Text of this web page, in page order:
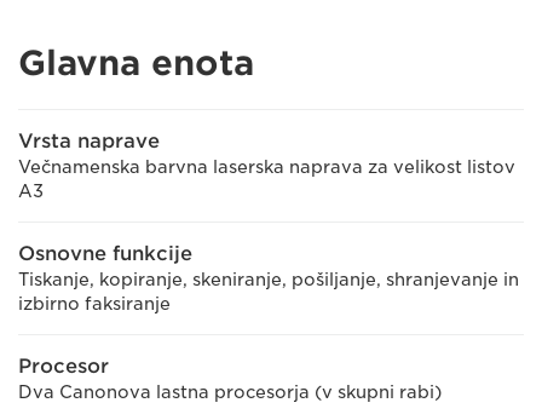
Glavna enota
Vrsta naprave
Večnamenska barvna laserska naprava za velikost listov
A3
Osnovne funkcije
Tiskanje, kopiranje, skeniranje, pošiljanje, shranjevanje in
izbirno faksiranje
Procesor
Dva Canonova lastna procesorja (v skupni rabi)